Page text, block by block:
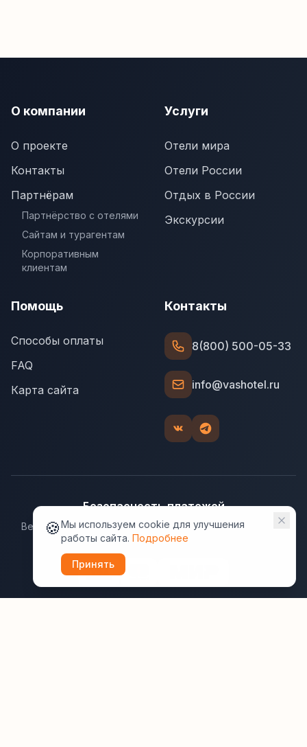
О компании
О проекте
Контакты
Партнёрам
Партнёрство с отелями
Сайтам и турагентам
Корпоративным
клиентам
Услуги
Отели мира
Отели России
Отдых в России
Экскурсии
Помощь
Способы оплаты
FAQ
Карта сайта
Контакты
8(800) 500-05-33
info@vashotel.ru
Безопасность платежей
Ведущие платёжные системы гарантируют надёжную
защиту данных.
🍪Мы используем cookie для улучшения
работы сайта. Подробнее
Принять